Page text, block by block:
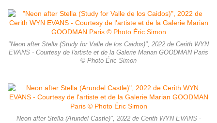
"Neon after Stella (Study for Valle de los Caidos)", 2022 de Cerith WYN
EVANS - Courtesy de l'artiste et de la Galerie Marian GOODMAN Paris
© Photo Éric Simon
Neon after Stella (Arundel Castle)", 2022 de Cerith WYN EVANS -